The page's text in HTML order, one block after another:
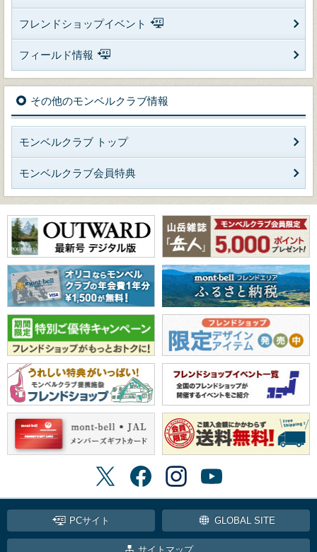
フレンドショップイベント
フィールド情報
その他のモンベルクラブ情報
モンベルクラブ トップ
モンベルクラブ会員特典
PCサイト GLOBAL SITE
サイトマップ